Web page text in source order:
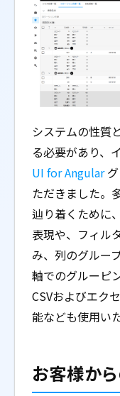
システムの性質
る必要があり、
UI for Angularグ
ただきました。
辿り着くために
表現や、フィル
み、列のグルー
軸でのグルーピ
CSVおよびエク
能なども使用い
お客様か